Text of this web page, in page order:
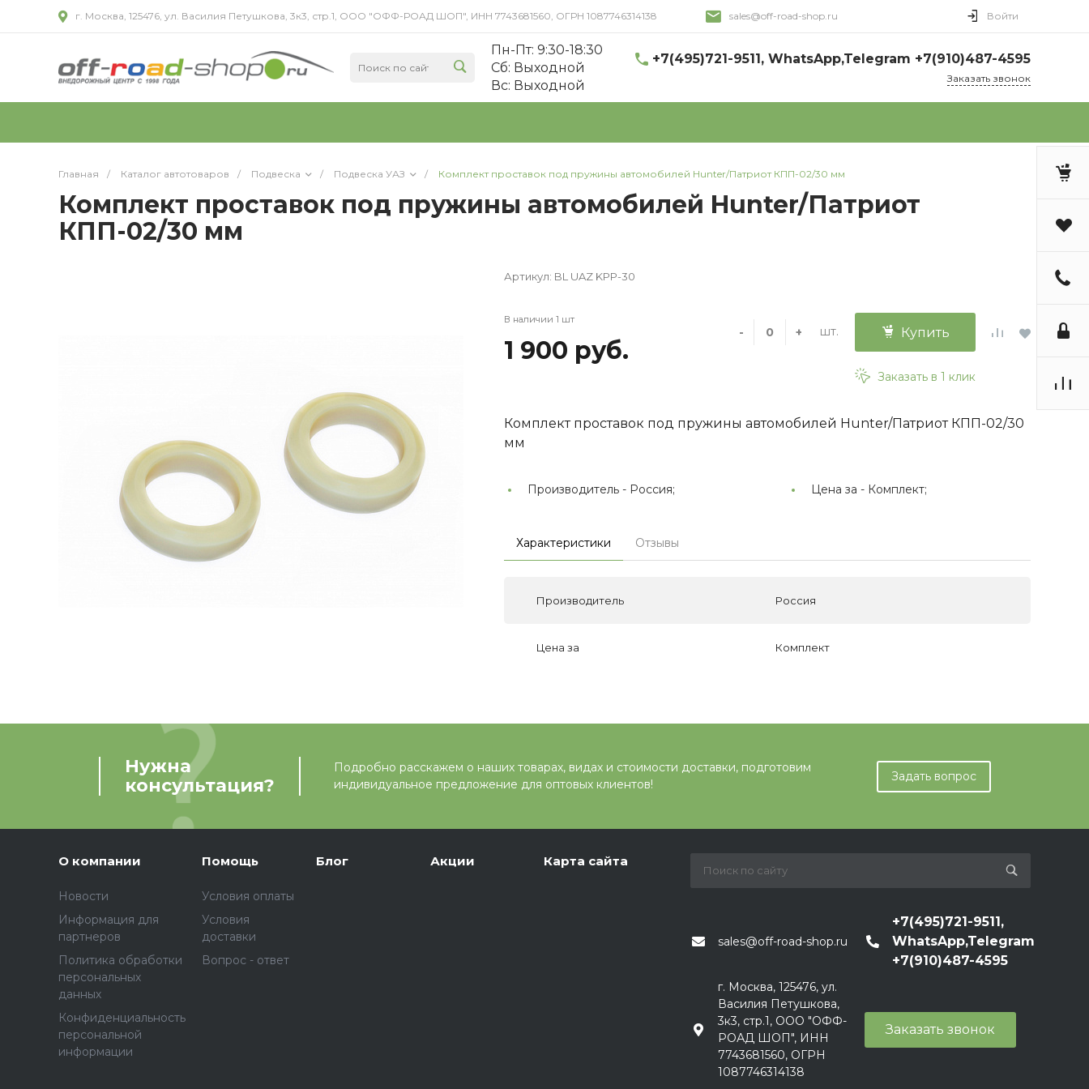
г. Москва, 125476, ул. Василия Петушкова, 3к3, стр.1, ООО "ОФФ-РОАД ШОП", ИНН 7743681560, ОГРН 1087746314138 sales@off-road-shop.ru Войти
Пн-Пт: 9:30-18:30
Cб: Выходной
Вс: Выходной
+7(495)721-9511, WhatsApp,Telegram +7(910)487-4595
Заказать звонок
Главная / Каталог автотоваров / Подвеска / Подвеска УАЗ / Комплект проставок под пружины автомобилей Hunter/Патриот КПП-02/30 мм
Комплект проставок под пружины автомобилей Hunter/Патриот
КПП-02/30 мм
Артикул: BL UAZ KPP-30
В наличии 1 шт
1 900 руб.
- + шт. Купить
Заказать в 1 клик
Комплект проставок под пружины автомобилей Hunter/Патриот КПП-02/30
мм
Производитель - Россия; Цена за - Комплект;
Характеристики Отзывы
Производитель Россия
Цена за Комплект
Нужна
консультация?
Подробно расскажем о наших товарах, видах и стоимости доставки, подготовим
индивидуальное предложение для оптовых клиентов!
Задать вопрос
О компании
Новости
Информация для
партнеров
Политика обработки
персональных
данных
Конфиденциальность
персональной
информации
Помощь
Условия оплаты
Условия
доставки
Вопрос - ответ
Блог Акции Карта сайта
sales@off-road-shop.ru
+7(495)721-9511,
WhatsApp,Telegram
+7(910)487-4595
г. Москва, 125476, ул.
Василия Петушкова,
3к3, стр.1, ООО "ОФФ-
РОАД ШОП", ИНН
7743681560, ОГРН
1087746314138
Заказать звонок